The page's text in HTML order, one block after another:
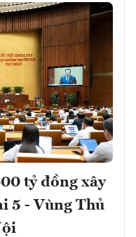
tỷ đồng xây
5 - Vùng Thủ